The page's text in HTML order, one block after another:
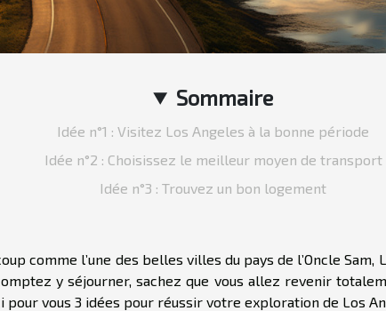
Sommaire
Idée n°1 : Visitez Los Angeles à la bonne période
Idée n°2 : Choisissez le meilleur moyen de transport
Idée n°3 : Trouvez un bon logement
comme l’une des belles villes du pays de l’Oncle
y séjourner, sachez que vous allez revenir
vous 3 idées pour réussir votre exploration de Los